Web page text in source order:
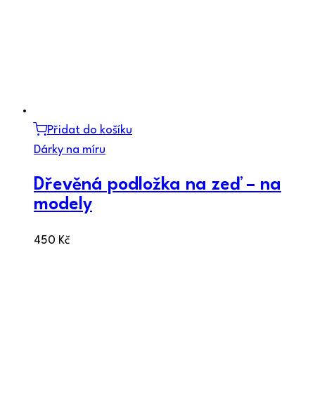
Přidat do košíku
Dárky na míru
Dřevěná podložka na zeď – na
modely
450 Kč